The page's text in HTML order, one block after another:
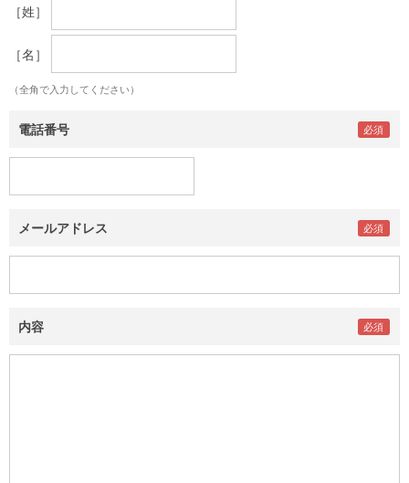
［姓］
［名］
（全角で入力してください）
電話番号
メールアドレス
内容